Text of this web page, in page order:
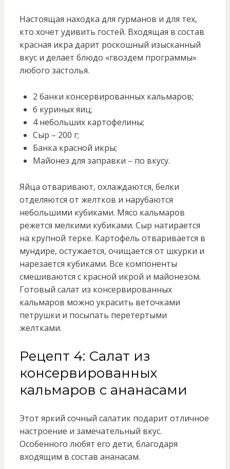
Настоящая находка для гурманов и для тех,
кто хочет удивить гостей. Входящая в состав
красная икра дарит роскошный изысканный
вкус и делает блюдо «гвоздем программы»
любого застолья.
2 банки консервированных кальмаров;
6 куриных яиц;
4 небольших картофелины;
Сыр – 200 г;
Банка красной икры;
Майонез для заправки – по вкусу.
Яйца отваривают, охлаждаются, белки
отделяются от желтков и нарубаются
небольшими кубиками. Мясо кальмаров
режется мелкими кубиками. Сыр натирается
на крупной терке. Картофель отваривается в
мундире, остужается, очищается от шкурки и
нарезается кубиками. Все компоненты
смешиваются с красной икрой и майонезом.
Готовый салат из консервированных
кальмаров можно украсить веточками
петрушки и посыпать перетертыми
желтками.
Рецепт 4: Салат из
консервированных
кальмаров с ананасами
Этот яркий сочный салатик подарит отличное
настроение и замечательный вкус.
Особенного любят его дети, благодаря
входящим в состав ананасам.